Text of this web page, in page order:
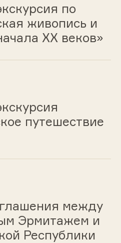
по
живопись и
ХХ веков»
путешествие
между
Эрмитажем и
Республики